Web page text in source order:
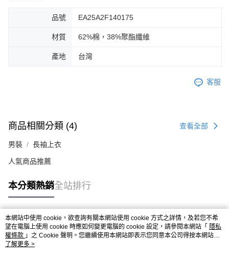
品號 EA25A2F140175
材質 62%棉，38%聚酯纖維
產地 台灣
客服
商品相關分類 (4) 查看全部
男裝 長袖上衣
人氣商品推薦
本分類熱銷全站排行
熱門標籤
本網站中使用 cookie，欲查詢有關本網站使用 cookie 方式之詳情，及若您不希
望在電腦上使用 cookie 時應如何變更電腦的 cookie 設定，請參閱本網站「 隱私
權條款 」之 Cookie 聲明。您繼續使用本網站即表示您同意本公司得按本網站使
用條款之 Cookie 聲明使用 cookie。
了解更多 >